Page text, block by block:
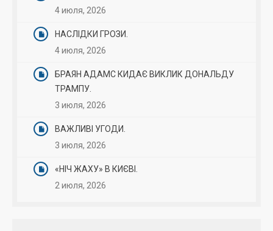
4 июля, 2026
НАСЛІДКИ ГРОЗИ.
4 июля, 2026
БРАЯН АДАМС КИДАЄ ВИКЛИК ДОНАЛЬДУ
ТРАМПУ.
3 июля, 2026
ВАЖЛИВІ УГОДИ.
3 июля, 2026
«НІЧ ЖАХУ» В КИЄВІ.
2 июля, 2026